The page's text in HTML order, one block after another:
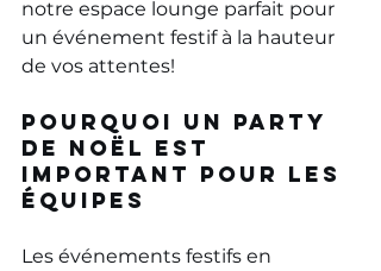
notre espace lounge parfait pour
un événement festif à la hauteur
de vos attentes!
Pourquoi un party
de Noël est
important pour les
équipes
Les événements festifs en